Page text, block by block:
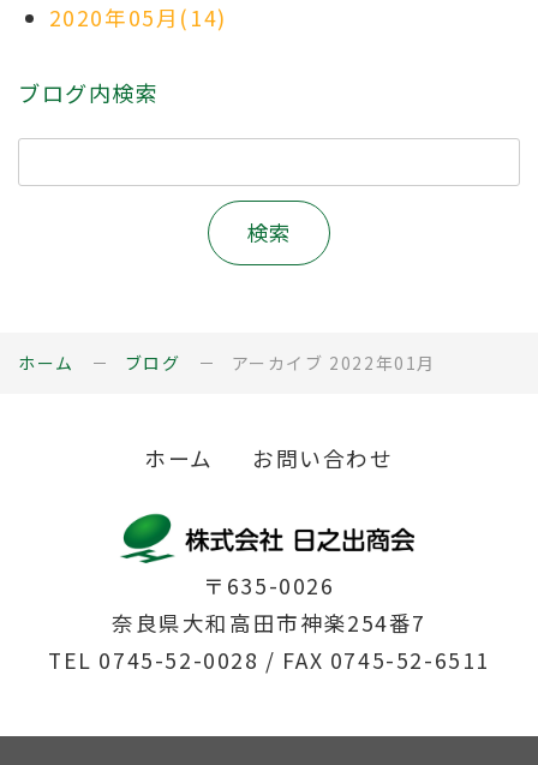
2020年05月(14)
ブログ内検索
ホーム ブログ アーカイブ 2022年01月
ホーム お問い合わせ
〒635-0026
奈良県大和高田市神楽254番7
TEL 0745-52-0028 / FAX 0745-52-6511